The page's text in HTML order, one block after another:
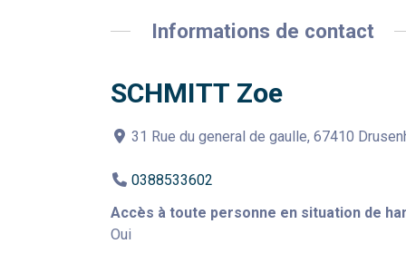
Informations de contact
SCHMITT Zoe
31 Rue du general de gaulle, 67410
0388533602
Accès à toute personne en situation de
Oui